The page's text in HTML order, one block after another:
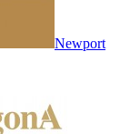
Newport